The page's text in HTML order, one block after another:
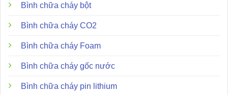
Trọng lượng:Khoảng 130g.
Tài liệu hướng dẫn sử dụng và file catalogue:
Danh mục AH-0822
Hướng dẫn sử dụng AH-0822 (UL)
Hướng dẫn sử dụng AH-0822 (CE)
Bình chữa cháy bột
Bình chữa cháy CO2
Bình chữa cháy Foam
Bình chữa cháy gốc nước
Bình chữa cháy pin lithium